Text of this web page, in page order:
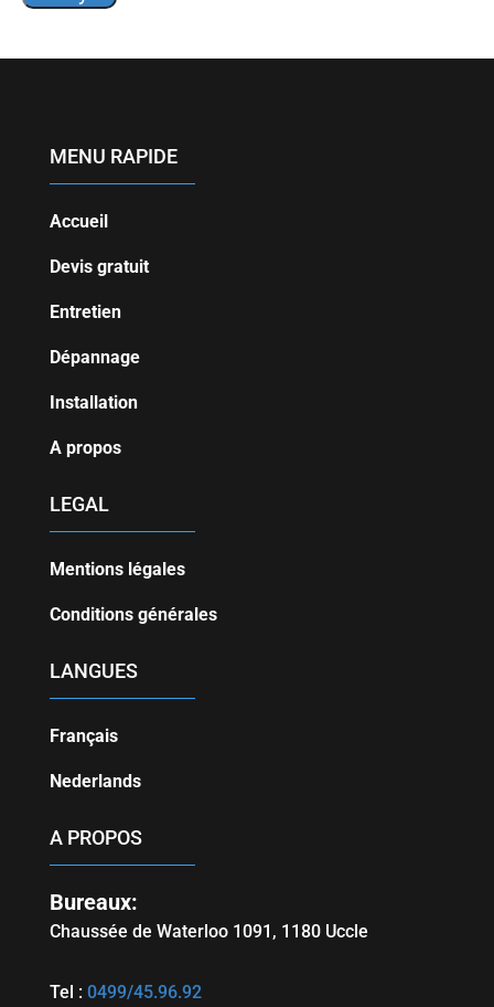
MENU RAPIDE
Accueil
Devis gratuit
Entretien
Dépannage
Installation
A propos
LEGAL
Mentions légales
Conditions générales
LANGUES
Français
Nederlands
A PROPOS
Bureaux:
Chaussée de Waterloo 1091, 1180 Uccle
Tel : 0499/45.96.92